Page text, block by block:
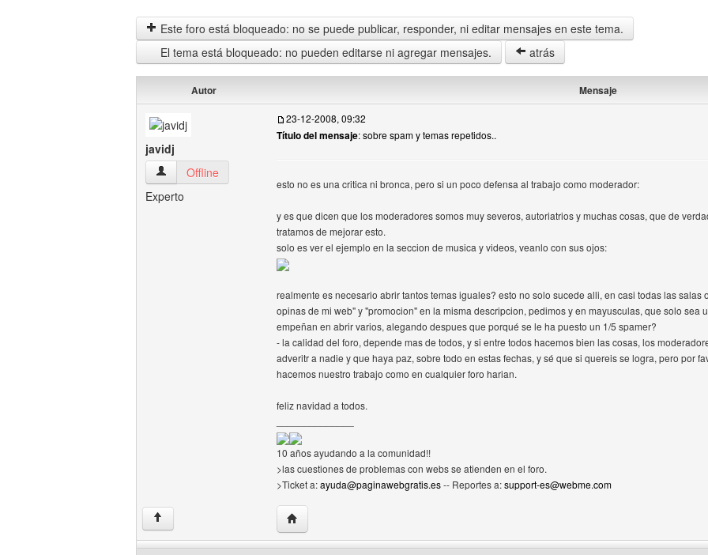
Este foro está bloqueado: no se puede publicar, responder, ni editar mensajes en este tema.
El tema está bloqueado: no pueden editarse ni agregar mensajes.
atrás
Autor Mensaje
javidj
javidj Ver perfil del usuario
Offline
Experto
23-12-2008, 09:32
Título del mensaje: sobre spam y temas repetidos..
esto no es una critica ni bronca, pero si un poco defensa al trabajo como moderador:
y es que dicen que los moderadores somos muy severos, autoriatrios y muchas cosas, que de
tratamos de mejorar esto.
solo es ver el ejemplo en la seccion de musica y videos, veanlo con sus ojos:
realmente es necesario abrir tantos temas iguales? esto no solo sucede alli, en casi todas las salas
opinas de mi web" y "promocion" en la misma descripcion, pedimos y en mayusculas, que solo sea
empeñan en abrir varios, alegando despues que porqué se le ha puesto un 1/5 spamer?
- la calidad del foro, depende mas de todos, y si entre todos hacemos bien las cosas, los
adveritr a nadie y que haya paz, sobre todo en estas fechas, y sé que si quereis se logra, pero por
hacemos nuestro trabajo como en cualquier foro harian.
feliz navidad a todos.
10 años ayudando a la comunidad!!
>las cuestiones de problemas con webs se atienden en el foro.
>Ticket a:ayuda@paginawebgratis.es-- Reportes a:support-es@webme.com
↑ Visitar sitio web del autor: javidj